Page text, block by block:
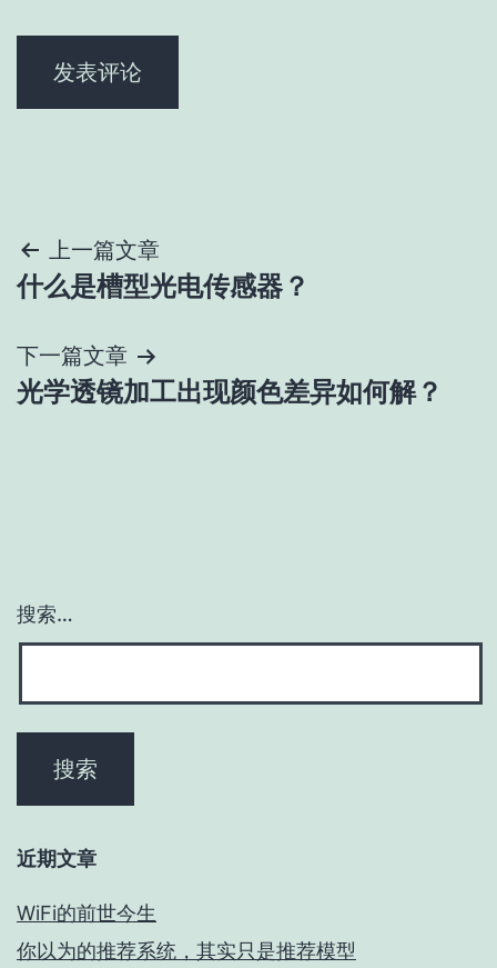
文
章
导
航
上一篇文章
什么是槽型光电传感器？
下一篇文章
光学透镜加工出现颜色差异如何解？
搜索…
近期文章
WiFi的前世今生
你以为的推荐系统，其实只是推荐模型